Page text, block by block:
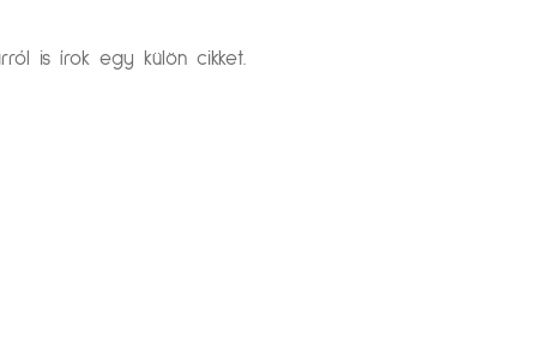
is írok egy külön cikket.